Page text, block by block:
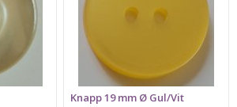
Knapp 19 mm Ø Gul/Vit